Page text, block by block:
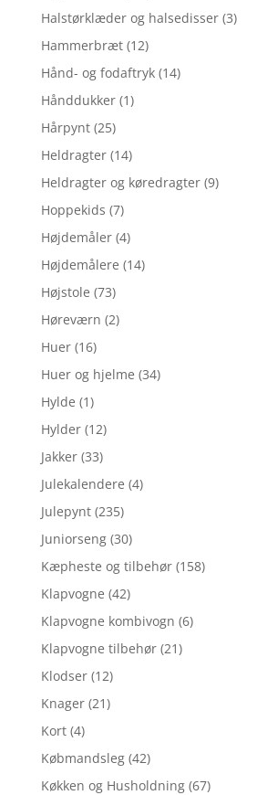
Halstørklæder og halsedisser (3)
Hammerbræt (12)
Hånd- og fodaftryk (14)
Hånddukker (1)
Hårpynt (25)
Heldragter (14)
Heldragter og køredragter (9)
Hoppekids (7)
Højdemåler (4)
Højdemålere (14)
Højstole (73)
Høreværn (2)
Huer (16)
Huer og hjelme (34)
Hylde (1)
Hylder (12)
Jakker (33)
Julekalendere (4)
Julepynt (235)
Juniorseng (30)
Kæpheste og tilbehør (158)
Klapvogne (42)
Klapvogne kombivogn (6)
Klapvogne tilbehør (21)
Klodser (12)
Knager (21)
Kort (4)
Købmandsleg (42)
Køkken og Husholdning (67)